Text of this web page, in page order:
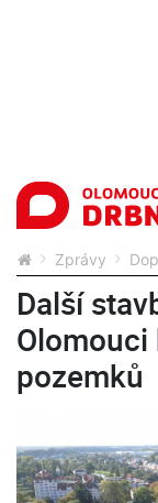
Zprávy
Další
pozemků